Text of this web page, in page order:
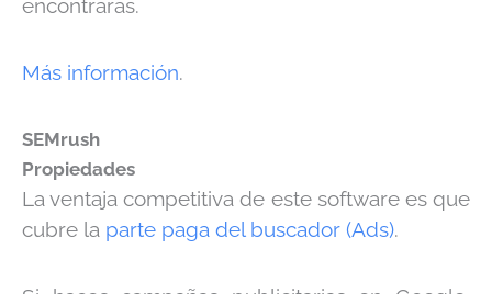
encontrarás.
Más información.
SEMrush
Propiedades
La ventaja competitiva de este software es que
cubre la parte paga del buscador (Ads).